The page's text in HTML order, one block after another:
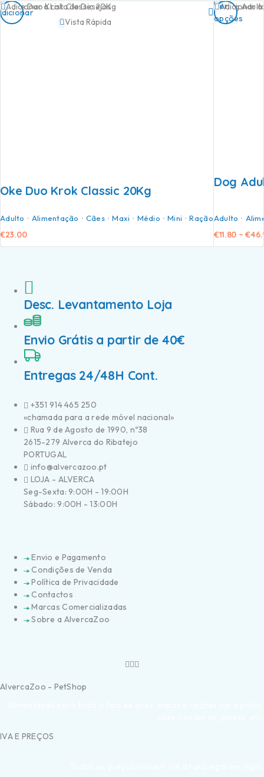
Adicionar à Lista de Desejos
Vista Rápida
Oke Duo Krok Classic 20Kg
Adulto Alimentação Cães Maxi Médio Mini Ração
€23.00
Adicionar à
Dog
Adulto
€11.80 – €
Ver
opções
Desc. Levantamento Loja
Envio Grátis a partir de 40€
Entregas 24/48H Cont.
+351 914 465 250
«chamada para a rede móvel nacional»
Rua 9 de Agosto de 1990, nº38
2615-279 Alverca do Ribatejo
PORTUGAL
info@alvercazoo.pt
LOJA - ALVERCA
Seg-Sexta: 9:00H - 19:00H
Sábado: 9:00H - 13:00H
Envio e Pagamento
Condições de Venda
Política de Privacidade
Contactos
Marcas Comercializadas
Sobre a AlvercaZoo
AlvercaZoo - PetShop
IVA E PREÇOS